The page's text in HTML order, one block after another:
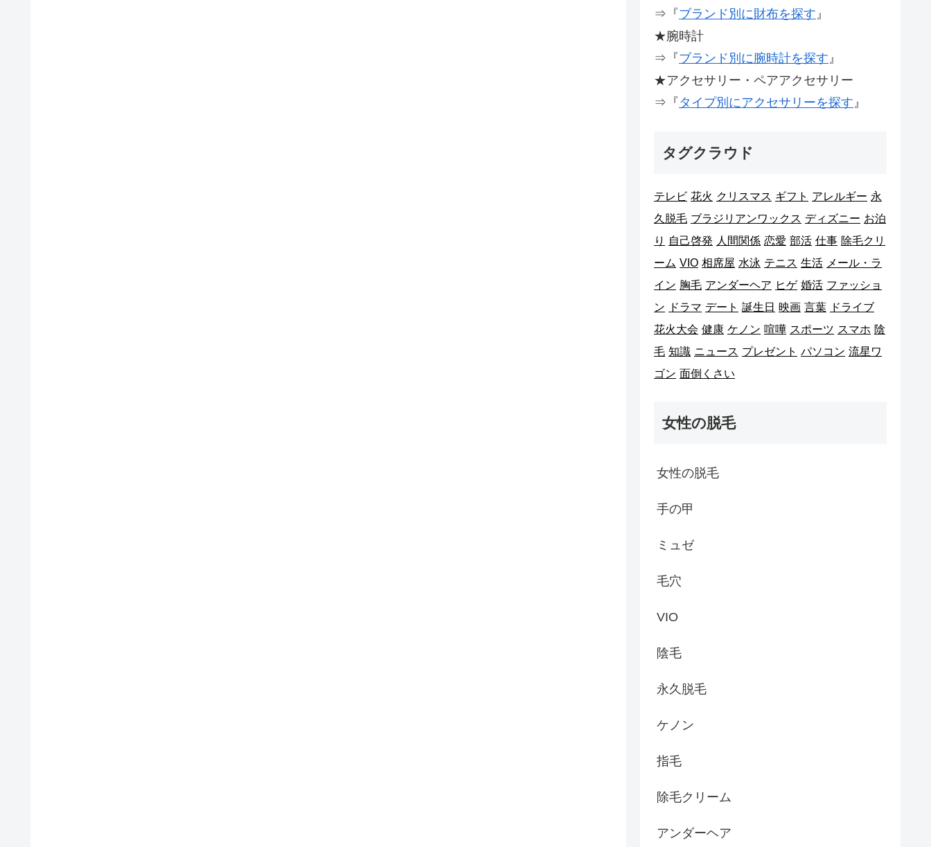
⇒『ブランド別に財布を探す』
★腕時計
⇒『ブランド別に腕時計を探す』
★アクセサリー・ペアアクセサリー
⇒『 タイプ別にアクセサリーを探す』
タグクラウド
テレビ 花火 クリスマス ギフト アレルギー 永
久脱毛 ブラジリアンワックス ディズニー お泊
り
自己啓発 人間関係 恋愛 部活 仕事 除毛クリ
ーム VIO 相席屋 水泳 テニス 生活 メール・ラ
イン 胸毛 アンダーヘア ヒゲ 婚活 ファッショ
ン
ドラマ デート 誕生日 映画 言葉 ドライブ
花火大会 健康 ケノン 喧嘩 スポーツ スマホ 陰
毛 知識 ニュース プレゼント パソコン 流星ワ
ゴン 面倒くさい
女性の脱毛
女性の脱毛
手の甲
ミュゼ
毛穴
VIO
陰毛
永久脱毛
ケノン
指毛
除毛クリーム
アンダーヘア